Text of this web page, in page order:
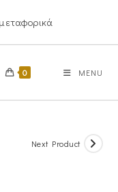
0 MENU
Next Product